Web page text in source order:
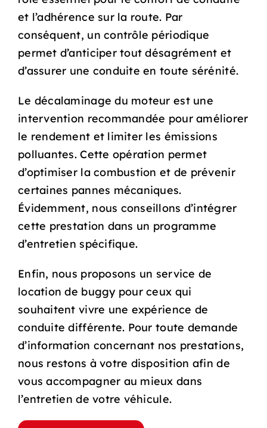
et l’adhérence sur la route. Par
conséquent, un contrôle périodique
permet d’anticiper tout désagrément et
d’assurer une conduite en toute sérénité.
Le décalaminage du moteur est une
intervention recommandée pour améliorer
le rendement et limiter les émissions
polluantes. Cette opération permet
d’optimiser la combustion et de prévenir
certaines pannes mécaniques.
Évidemment, nous conseillons d’intégrer
cette prestation dans un programme
d’entretien spécifique.
Enfin, nous proposons un service de
location de buggy pour ceux qui
souhaitent vivre une expérience de
conduite différente. Pour toute demande
d’information concernant nos prestations,
nous restons à votre disposition afin de
vous accompagner au mieux dans
l’entretien de votre véhicule.